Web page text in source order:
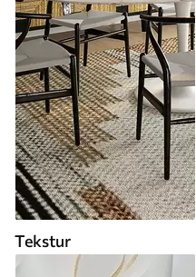
Tekstur